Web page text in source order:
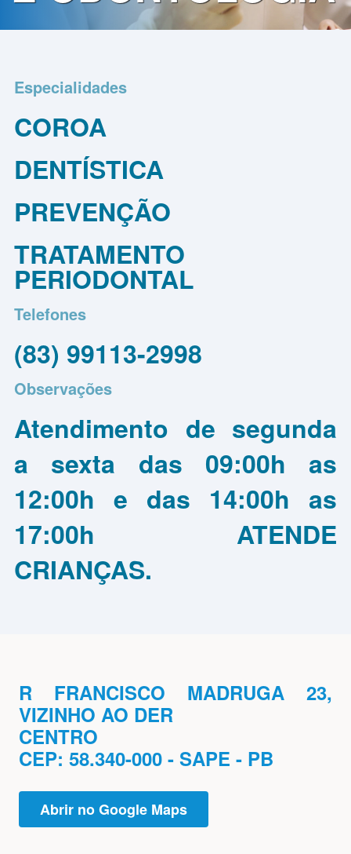
de
Privacidade
Especialidades
COROA
DENTÍSTICA
PREVENÇÃO
TRATAMENTO
PERIODONTAL
Telefones
(83) 99113-2998
Observações
Atendimento de segunda
a sexta das 09:00h as
12:00h e das 14:00h as
17:00h ATENDE
CRIANÇAS.
R FRANCISCO MADRUGA 23,
VIZINHO AO DER
CENTRO
CEP: 58.340-000 - SAPE - PB
Abrir no Google Maps